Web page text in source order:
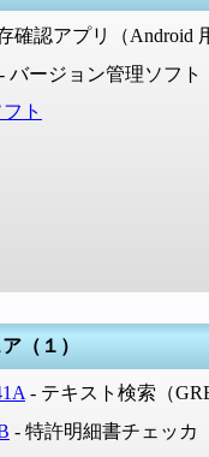
確認アプリ（Android
バージョン管理ソフト
ト
（１）
- テキスト検索（
- 特許明細書チェッカ